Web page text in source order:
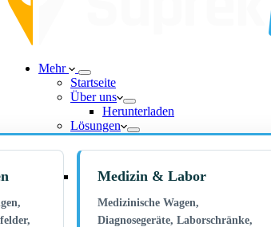
Mehr
Startseite
Über uns
Herunterladen
Lösungen
Medizin & Labor
Medizinische Wagen,
Diagnosegeräte, Laborschränke,